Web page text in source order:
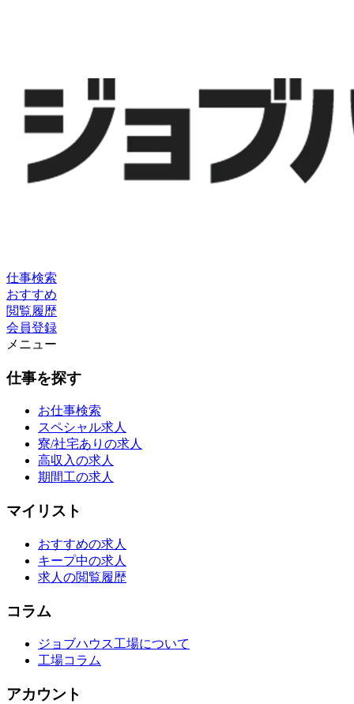
仕事検索
おすすめ
閲覧履歴
会員登録
メニュー
仕事を探す
お仕事検索
スペシャル求人
寮/社宅ありの求人
高収入の求人
期間工の求人
マイリスト
おすすめの求人
キープ中の求人
求人の閲覧履歴
コラム
ジョブハウス工場について
工場コラム
アカウント